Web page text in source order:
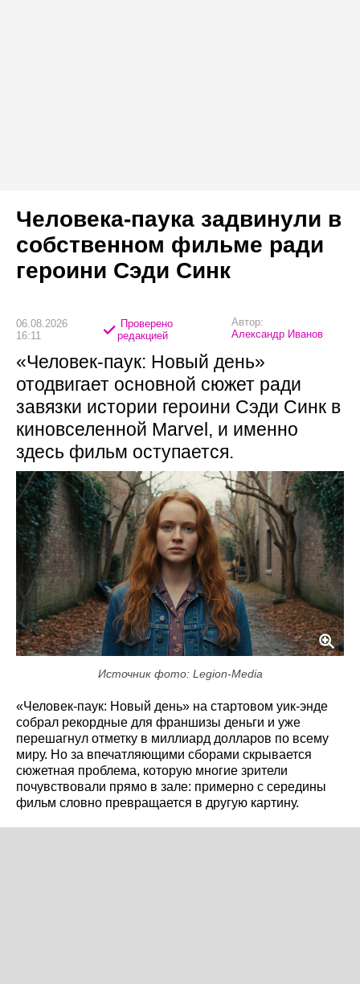
Человека-паука задвинули в
собственном фильме ради
героини Сэди Синк
06.08.2026
16:11
Проверено
редакцией
Автор:
Александр Иванов
«Человек-паук: Новый день»
отодвигает основной сюжет ради
завязки истории героини Сэди Синк в
киновселенной Marvel, и именно
здесь фильм оступается.
Источник фото: Legion-Media
«Человек-паук: Новый день» на стартовом уик-энде
собрал рекордные для франшизы деньги и уже
перешагнул отметку в миллиард долларов по всему
миру. Но за впечатляющими сборами скрывается
сюжетная проблема, которую многие зрители
почувствовали прямо в зале: примерно с середины
фильм словно превращается в другую картину.